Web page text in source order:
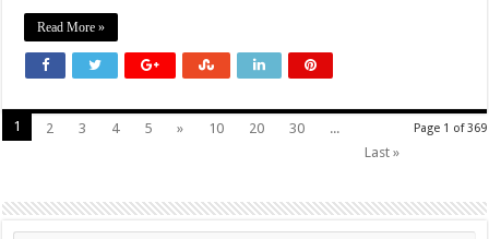
Read More »
Page 1 of 369
1 2 3 4 5 » 10 20 30
...
Last »